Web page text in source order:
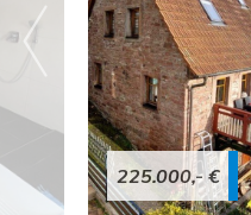
225.000,- €